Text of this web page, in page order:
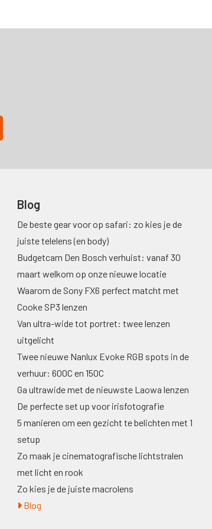
Blog
De beste gear voor op safari: zo kies je de
juiste telelens (en body)
Budgetcam Den Bosch verhuist: vanaf 30
maart welkom op onze nieuwe locatie
Waarom de Sony FX6 perfect matcht met
Cooke SP3 lenzen
Van ultra-wide tot portret: twee lenzen
uitgelicht
Twee nieuwe Nanlux Evoke RGB spots in de
verhuur: 600C en 150C
Ga ultrawide met de nieuwste Laowa lenzen
De perfecte set up voor irisfotografie
5 manieren om een gezicht te belichten met 1
setup
Zo maak je cinematografische lichtstralen
met licht en rook
Zo kies je de juiste macrolens
Blog